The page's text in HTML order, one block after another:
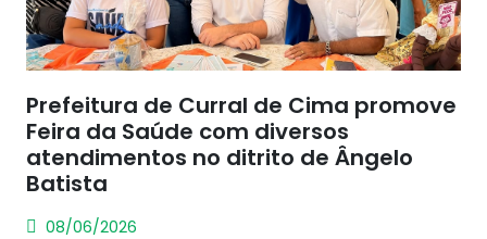
Prefeitura de Curral de Cima promove
Feira da Saúde com diversos
atendimentos no ditrito de Ângelo
Batista
08/06/2026